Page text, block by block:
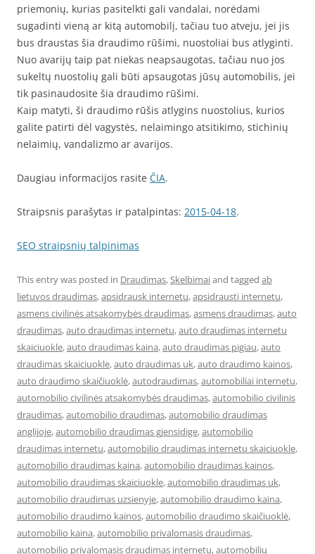
priemonių, kurias pasitelkti gali vandalai, norėdami
sugadinti vieną ar kitą automobilį, tačiau tuo atveju, jei jis
bus draustas šia draudimo rūšimi, nuostoliai bus atlyginti.
Nuo avarijų taip pat niekas neapsaugotas, tačiau nuo jos
sukeltų nuostolių gali būti apsaugotas jūsų automobilis, jei
tik pasinaudosite šia draudimo rūšimi.
Kaip matyti, ši draudimo rūšis atlygins nuostolius, kurios
galite patirti dėl vagystės, nelaimingo atsitikimo, stichinių
nelaimių, vandalizmo ar avarijos.
Daugiau informacijos rasite ČIA.
Straipsnis parašytas ir patalpintas: 2015-04-18.
SEO straipsnių talpinimas
This entry was posted in Draudimas,Skelbimaiand tagged ab
lietuvos draudimas,apsidrausk internetu,apsidrausti internetu,
asmens civilinės atsakomybės draudimas,asmens draudimas,auto
draudimas,auto draudimas internetu,auto draudimas internetu
skaiciuokle,auto draudimas kaina,auto draudimas pigiau,auto
draudimas skaiciuokle,auto draudimas uk,auto draudimo kainos,
auto draudimo skaičiuoklė,autodraudimas,automobiliai internetu,
automobilio civilinės atsakomybės draudimas,automobilio civilinis
draudimas,automobilio draudimas,automobilio draudimas
anglijoje,automobilio draudimas gjensidige,automobilio
draudimas internetu,automobilio draudimas internetu skaiciuokle,
automobilio draudimas kaina,automobilio draudimas kainos,
automobilio draudimas skaiciuokle,automobilio draudimas uk,
automobilio draudimas uzsienyje,automobilio draudimo kaina,
automobilio draudimo kainos,automobilio draudimo skaičiuoklė,
automobilio kaina,automobilio privalomasis draudimas,
automobilio privalomasis draudimas internetu,automobilių